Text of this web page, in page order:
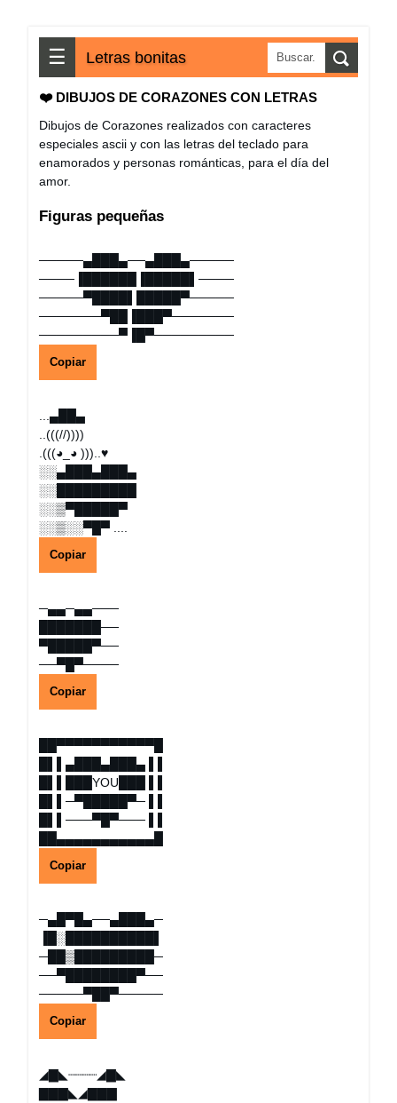
☰ Letras bonitas
❤️ DIBUJOS DE CORAZONES CON LETRAS
Dibujos de Corazones realizados con caracteres
especiales ascii y con las letras del teclado para
enamorados y personas románticas, para el día del
amor.
Figuras pequeñas
─────▄███▄──▄███▄─────
────▐██████▐█████▌────
─────▀████▌█████▀─────
───────▀██▐███▀───────
─────────▀▐█▀─────────
Copiar
...▄██▄
..(((//))))
.(((◕_◕ )))..♥
░░▄███▄███▄
░░█████████
░░▒▀█████▀
░░▒░░▀█▀ ....
Copiar
─▄▄─▄▄───
███████──
▀█████▀──
──▀█▀────
Copiar
██▀▀▀▀▀▀▀▀▀▀▀█
█▌▌▄███▄███▄ ▌▌
█▌▌███YOU███ ▌▌
█▌▌─▀█████▀─ ▌▌
█▌▌───▀█▀─── ▌▌
██▄▄▄▄▄▄▄▄▄▄▄█
Copiar
─▄█▀█▄──▄███▄─
▐█░██████████▌
─██▒█████████─
──▀████████▀──
─────▀██▀─────
Copiar
◢▇◣┈┈┈┈◢▇◣
▇▇▇◣◢▇▇▇